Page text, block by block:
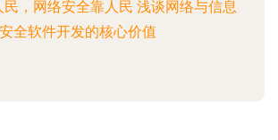
民，网络安全靠人民 浅谈网络与信息
安全软件开发的核心价值